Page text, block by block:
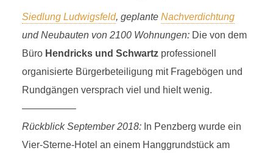
Siedlung Ludwigsfeld, geplante Nachverdichtung
und Neubauten von 2100 Wohnungen:Die von dem
Büro Hendricks und Schwartzprofessionell
organisierte Bürgerbeteiligung mit Fragebögen und
Rundgängen versprach viel und hielt wenig.
—————–
Rückblick September 2018:In Penzberg wurde ein
Vier-Sterne-Hotel an einem Hanggrundstück am